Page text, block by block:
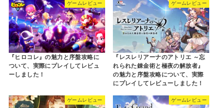
ゲームレビュー
『ヒロコレ』の魅力と序盤攻略に
ついて、実際にプレイしてレビュ
ーしました！
ゲームレビュー
『レスレリアーナのアトリエ ～忘
れられた錬金術と極夜の解放者』
の魅力と序盤攻略について、実際
にプレイしてレビューしました！
ゲームレビュー ゲームレビュー